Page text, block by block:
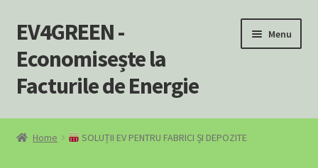
Skip
to
navigation
Skip
to
content
EV4GREEN -
Economisește la
Facturile de Energie
Menu
Home
Home SOLUȚII EV PENTRU FABRICI ȘI DEPOZITE